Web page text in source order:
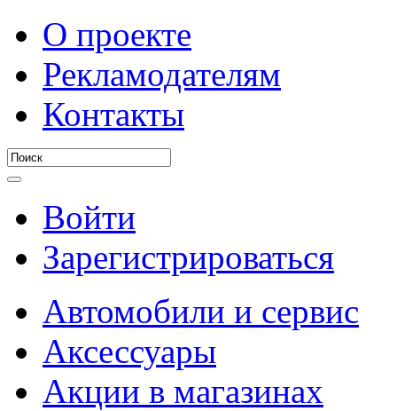
О проекте
Рекламодателям
Контакты
Войти
Зарегистрироваться
Автомобили и сервис
Аксессуары
Акции в магазинах